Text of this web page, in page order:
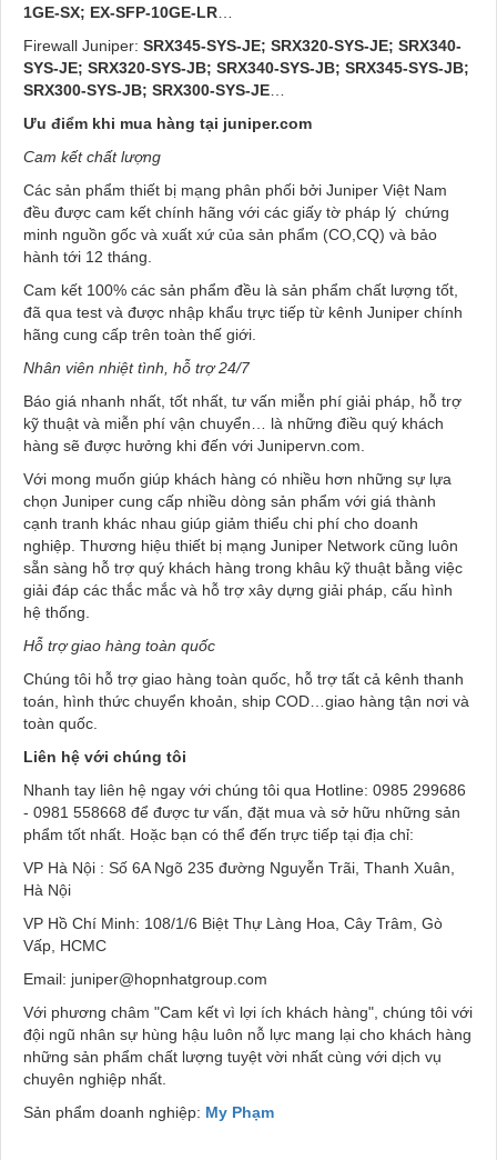
1GE-SX; EX-SFP-10GE-LR
Firewall Juniper: SRX345-SYS-JE; SRX320-SYS-JE; SRX340-
SYS-JE; SRX320-SYS-JB; SRX340-SYS-JB; SRX345-SYS-JB;
SRX300-SYS-JB; SRX300-SYS-JE
Ưu điểm khi mua hàng tại juniper.com
Cam kết chất lượng
Các sản phẩm thiết bị mạng phân phối bởi Juniper Việt Nam
đều được cam kết chính hãng với các giấy tờ pháp lý chứng
minh nguồn gốc và xuất xứ của sản phẩm (CO,CQ) và bảo
hành tới 12 tháng.
Cam kết 100% các sản phẩm đều là sản phẩm chất lượng tốt,
đã qua test và được nhập khẩu trực tiếp từ kênh Juniper chính
hãng cung cấp trên toàn thế giới.
Nhân viên nhiệt tình, hỗ trợ 24/7
Báo giá nhanh nhất, tốt nhất, tư vấn miễn phí giải pháp, hỗ trợ
kỹ thuật và miễn phí vận chuyển… là những điều quý khách
hàng sẽ được hưởng khi đến với Junipervn.com.
Với mong muốn giúp khách hàng có nhiều hơn những sự lựa
chọn Juniper cung cấp nhiều dòng sản phẩm với giá thành
cạnh tranh khác nhau giúp giảm thiểu chi phí cho doanh
nghiệp. Thương hiệu thiết bị mạng Juniper Network cũng luôn
sẵn sàng hỗ trợ quý khách hàng trong khâu kỹ thuật bằng việc
giải đáp các thắc mắc và hỗ trợ xây dựng giải pháp, cấu hình
hệ thống.
Hỗ trợ giao hàng toàn quốc
Chúng tôi hỗ trợ giao hàng toàn quốc, hỗ trợ tất cả kênh thanh
toán, hình thức chuyển khoản, ship COD…giao hàng tận nơi và
toàn quốc.
Liên hệ với chúng tôi
Nhanh tay liên hệ ngay với chúng tôi qua Hotline: 0985 299686
- 0981 558668 để được tư vấn, đặt mua và sở hữu những sản
phẩm tốt nhất. Hoặc bạn có thể đến trực tiếp tại địa chỉ:
VP Hà Nội : Số 6A Ngõ 235 đường Nguyễn Trãi, Thanh Xuân,
Hà Nội
VP Hồ Chí Minh: 108/1/6 Biệt Thự Làng Hoa, Cây Trâm, Gò
Vấp, HCMC
Email: juniper@hopnhatgroup.com
Với phương châm "Cam kết vì lợi ích khách hàng", chúng tôi với
đội ngũ nhân sự hùng hậu luôn nỗ lực mang lại cho khách hàng
những sản phẩm chất lượng tuyệt vời nhất cùng với dịch vụ
chuyên nghiệp nhất.
Sản phẩm doanh nghiệp: My Phạm